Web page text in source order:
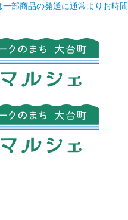
部商品の発送に通常よりお時間